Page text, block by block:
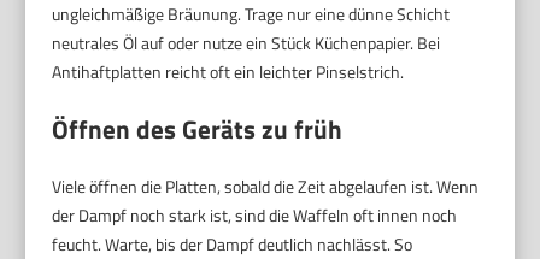
ungleichmäßige Bräunung. Trage nur eine dünne Schicht
neutrales Öl auf oder nutze ein Stück Küchenpapier. Bei
Antihaftplatten reicht oft ein leichter Pinselstrich.
Öffnen des Geräts zu früh
Viele öffnen die Platten, sobald die Zeit abgelaufen ist. Wenn
der Dampf noch stark ist, sind die Waffeln oft innen noch
feucht. Warte, bis der Dampf deutlich nachlässt. So